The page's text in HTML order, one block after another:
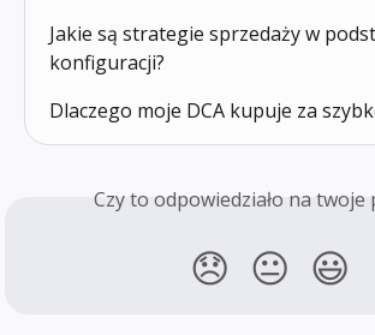
Jakie są strategie sprzedaży w
konfiguracji?
Dlaczego moje DCA kupuje za
Czy to odpowiedziało na twoje
😞 😐 😃